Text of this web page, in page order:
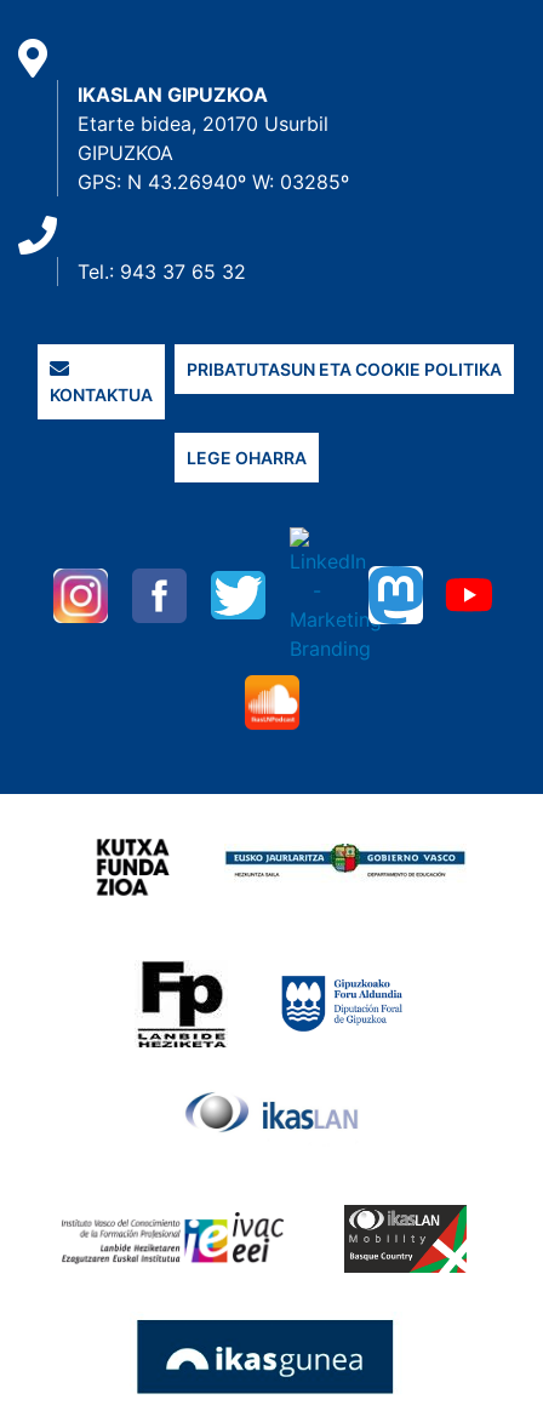
IKASLAN GIPUZKOA
Etarte bidea, 20170 Usurbil
GIPUZKOA
GPS: N 43.26940º W: 03285º
Tel.: 943 37 65 32
KONTAKTUA
PRIBATUTASUN ETA COOKIE POLITIKA
LEGE OHARRA